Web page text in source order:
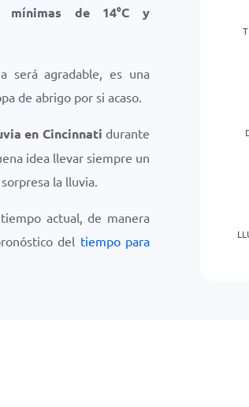
mínimas de 14°C y
será agradable, es una
de abrigo por si acaso.
en Cincinnati durante
idea llevar siempre un
la lluvia.
actual, de manera
del tiempo para